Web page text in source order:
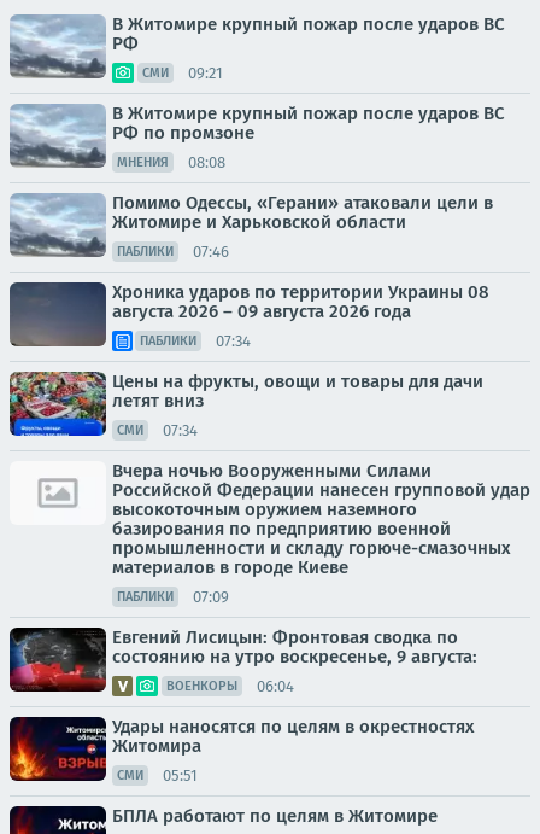
В Житомире крупный пожар после ударов ВС
РФ
СМИ 09:21
В Житомире крупный пожар после ударов ВС
РФ по промзоне
МНЕНИЯ 08:08
Помимо Одессы, «Герани» атаковали цели в
Житомире и Харьковской области
ПАБЛИКИ 07:46
Хроника ударов по территории Украины 08
августа 2026 – 09 августа 2026 года
ПАБЛИКИ 07:34
Цены на фрукты, овощи и товары для дачи
летят вниз
СМИ 07:34
Вчера ночью Вооруженными Силами
Российской Федерации нанесен групповой удар
высокоточным оружием наземного
базирования по предприятию военной
промышленности и складу горюче-смазочных
материалов в городе Киеве
ПАБЛИКИ 07:09
Евгений Лисицын: Фронтовая сводка по
состоянию на утро воскресенье, 9 августа:
ВОЕНКОРЫ 06:04
Удары наносятся по целям в окрестностях
Житомира
СМИ 05:51
БПЛА работают по целям в Житомире